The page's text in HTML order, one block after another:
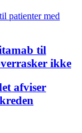
til
ikke
afviser